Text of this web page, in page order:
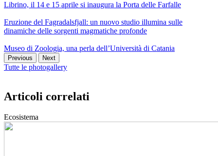
Librino, il 14 e 15 aprile si inaugura la Porta delle Farfalle
Eruzione del Fagradalsfjall: un nuovo studio illumina sulle
dinamiche delle sorgenti magmatiche profonde
Museo di Zoologia, una perla dell’Università di Catania
Previous Next
Tutte le photogallery
Articoli correlati
Ecosistema